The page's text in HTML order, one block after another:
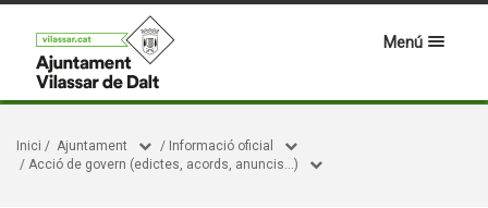
Menú
Inici / Ajuntament / Informació oficial
/ Acció de govern (edictes, acords, anuncis...)